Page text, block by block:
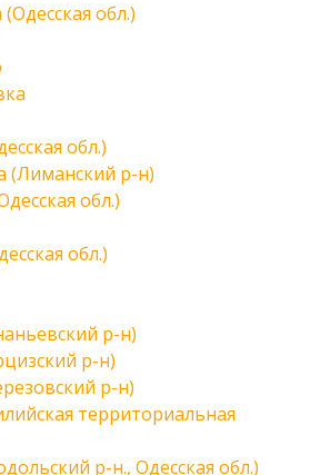
обл.)
обл.)
(Лиманский р-н)
обл.)
обл.)
р-н)
р-н)
р-н)
территориальная
р-н., Одесская обл.)